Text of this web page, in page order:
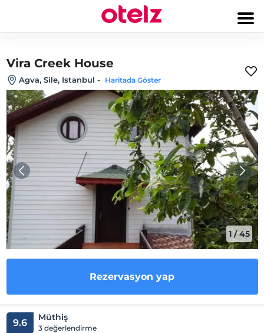
Vira Creek House
Agva, Sile, Istanbul - Haritada Göster
1 /45
Rezervasyon yap
9.6 Müthiş
3 değerlendirme